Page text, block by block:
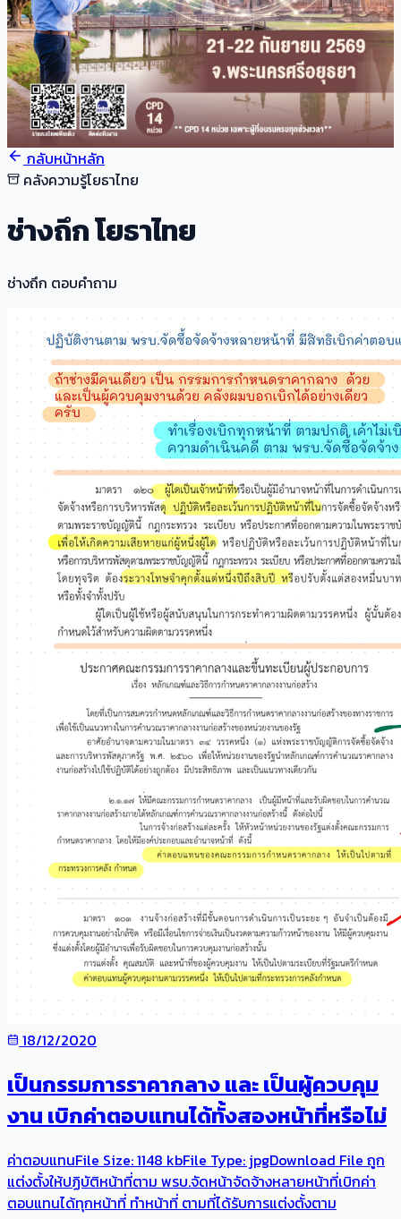
กลับหน้าหลัก
คลังความรู้โยธาไทย
ช่างถึก โยธาไทย
ช่างถึก ตอบคำถาม
18/12/2020
เป็นกรรมการราคากลาง และ เป็นผู้ควบคุม
งาน เบิกค่าตอบแทนได้ทั้งสองหน้าที่หรือไม่
ค่าตอบแทนFile Size: 1148 kbFile Type: jpgDownload File ถูก
แต่งตั้งให้ปฏิบัติหน้าที่ตาม พรบ.จัดหน้าจัดจ้างหลายหน้าที่เบิกค่า
ตอบแทนได้ทุกหน้าที่ ทำหน้าที่ ตามที่ได้รับการแต่งตั้งตาม